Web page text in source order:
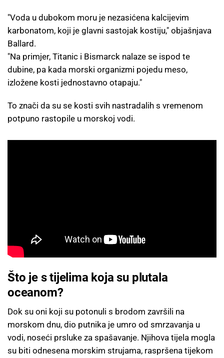
"Voda u dubokom moru je nezasićena kalcijevim
karbonatom, koji je glavni sastojak kostiju," objašnjava
Ballard.
"Na primjer, Titanic i Bismarck nalaze se ispod te
dubine, pa kada morski organizmi pojedu meso,
izložene kosti jednostavno otapaju."
To znači da su se kosti svih nastradalih s vremenom
potpuno rastopile u morskoj vodi.
Što je s tijelima koja su plutala
oceanom?
Dok su oni koji su potonuli s brodom završili na
morskom dnu, dio putnika je umro od smrzavanja u
vodi, noseći prsluke za spašavanje. Njihova tijela mogla
su biti odnesena morskim strujama, raspršena tijekom